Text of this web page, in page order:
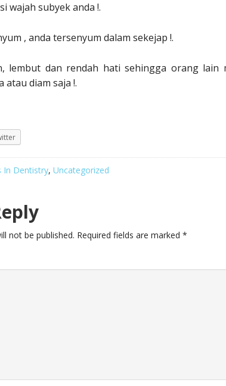
wajah subyek anda !.
, anda tersenyum dalam sekejap !.
lembut dan rendah hati sehingga orang lain
atau diam saja !.
In Dentistry, Uncategorized
not be published. Required fields are marked *